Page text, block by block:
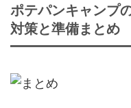
ポテパンキャンプ
対策と準備まとめ